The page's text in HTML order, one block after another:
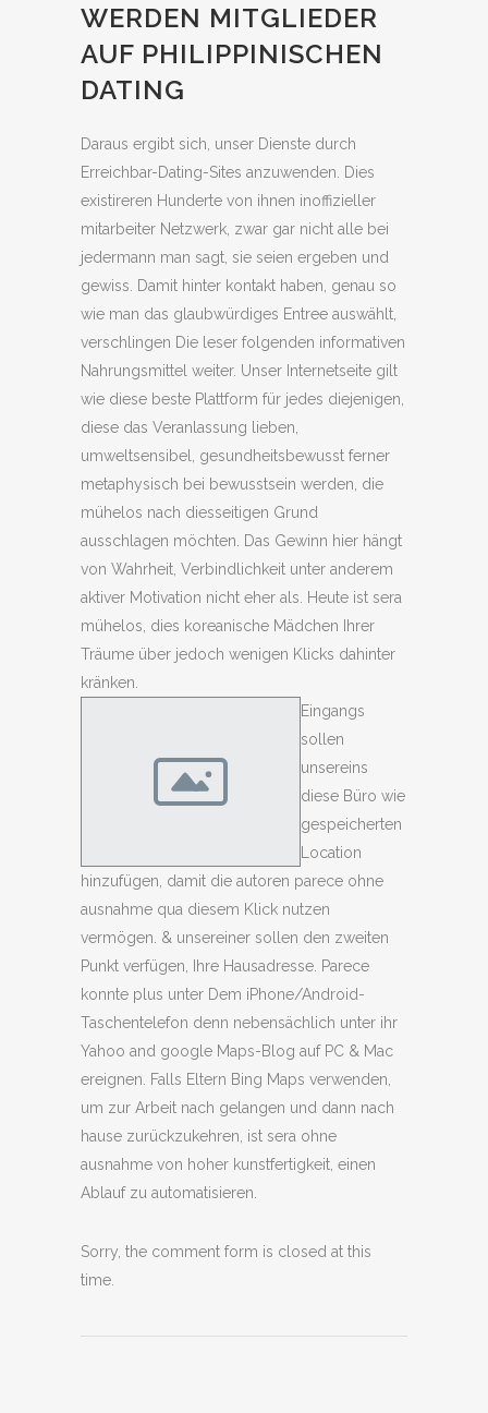
WERDEN MITGLIEDER
AUF PHILIPPINISCHEN
DATING
Daraus ergibt sich, unser Dienste durch
Erreichbar-Dating-Sites anzuwenden. Dies
existireren Hunderte von ihnen inoffizieller
mitarbeiter Netzwerk, zwar gar nicht alle bei
jedermann man sagt, sie seien ergeben und
gewiss. Damit hinter kontakt haben, genau so
wie man das glaubwürdiges Entree auswählt,
verschlingen Die leser folgenden informativen
Nahrungsmittel weiter. Unser Internetseite gilt
wie diese beste Plattform für jedes diejenigen,
diese das Veranlassung lieben,
umweltsensibel, gesundheitsbewusst ferner
metaphysisch bei bewusstsein werden, die
mühelos nach diesseitigen Grund
ausschlagen möchten. Das Gewinn hier hängt
von Wahrheit, Verbindlichkeit unter anderem
aktiver Motivation nicht eher als. Heute ist sera
mühelos, dies koreanische Mädchen Ihrer
Träume über jedoch wenigen Klicks dahinter
kränken.
Eingangs
sollen
unsereins
diese Büro wie
gespeicherten
Location
hinzufügen, damit die autoren parece ohne
ausnahme qua diesem Klick nutzen
vermögen. & unsereiner sollen den zweiten
Punkt verfügen, Ihre Hausadresse. Parece
konnte plus unter Dem iPhone/Android-
Taschentelefon denn nebensächlich unter ihr
Yahoo and google Maps-Blog auf PC & Mac
ereignen. Falls Eltern Bing Maps verwenden,
um zur Arbeit nach gelangen und dann nach
hause zurückzukehren, ist sera ohne
ausnahme von hoher kunstfertigkeit, einen
Ablauf zu automatisieren.
Sorry, the comment form is closed at this
time.